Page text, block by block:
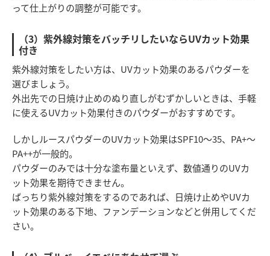
って仕上がりの調整が可能です。
（3）紫外線対策をバッチリしたいならUVカット効果
付き
紫外線対策をしたい方は、UVカット効果のあるパウダーを
選びましょう。
外出先での日焼け止めのぬり直しがむずかしいときは、手軽
に使えるUVカット効果付きのパウダーがおすすめです。
しかしルースパウダーのUVカット効果はSPF10～35、PA+～
PA++が一般的。
パウダーのみでは十分な塗布量といえず、数値通りのUVカ
ット効果を期待できません。
ばっちり紫外線対策をするのであれば、日焼け止めやUVカ
ット効果のある下地、ファンデーションなどと併用してくだ
さい。